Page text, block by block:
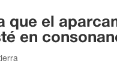
que el
en